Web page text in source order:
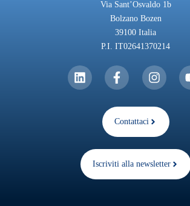
Via Sant’Osvaldo 1b
Bolzano Bozen
39100 Italia
P.I. IT02641370214
Contattaci
Iscriviti alla newsletter